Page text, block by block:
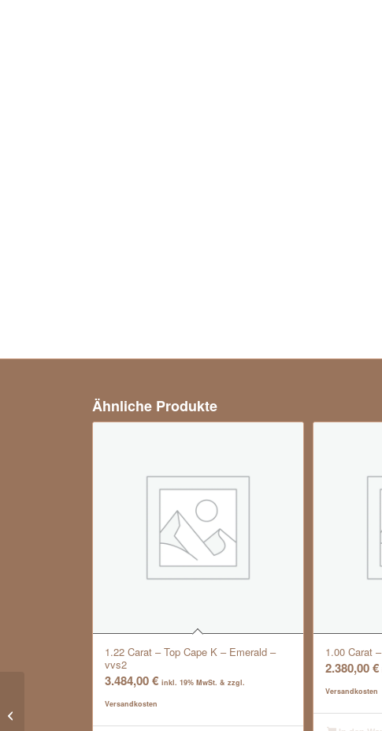
Ähnliche Produkte
1.22 Carat – Top Cape K – Emerald –
vvs2
3.484,00€ inkl. 19% MwSt. & zzgl.
Versandkosten
1.00 Carat
2.380,00€
Versandkosten